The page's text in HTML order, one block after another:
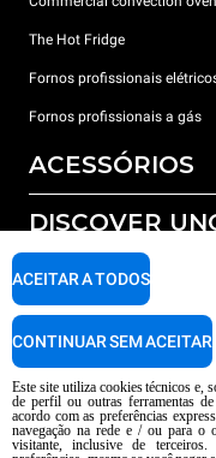
The Hot Fridge
Fornos profissionais
Fornos profissionais a gás
ACESSÓRIOS
Todos os acessórios
Detergents for automatic
Detergents for manual
Water treatment with resin
DISCOVER
Os nossos escritórios no
SUPPORT
Garantia Unox
Encontre os Centros Service
AI Content Disclaimer
Este site utiliza cookies técnicos e,
de perfil ou outras ferramentas
acordo com as preferências
navegação na rede e / ou para o
visitante, inclusive de
ACEITAR A TODOS
CONTINUAR SEM ACEITAR